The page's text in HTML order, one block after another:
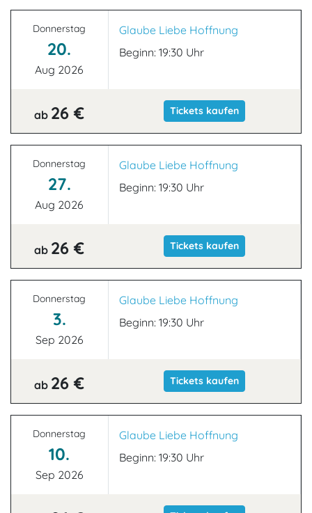
Donnerstag
20.
Aug 2026
Glaube Liebe Hoffnung
Beginn: 19:30 Uhr
ab 26 € Tickets kaufen
Donnerstag
27.
Aug 2026
Glaube Liebe Hoffnung
Beginn: 19:30 Uhr
ab 26 € Tickets kaufen
Donnerstag
3.
Sep 2026
Glaube Liebe Hoffnung
Beginn: 19:30 Uhr
ab 26 € Tickets kaufen
Donnerstag
10.
Sep 2026
Glaube Liebe Hoffnung
Beginn: 19:30 Uhr